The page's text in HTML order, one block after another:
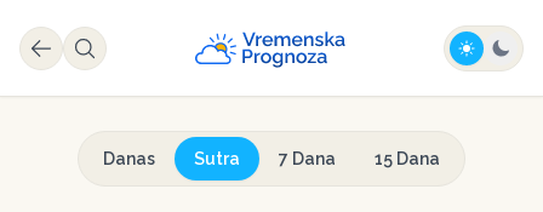
Danas Sutra 7 Dana 15 Dana